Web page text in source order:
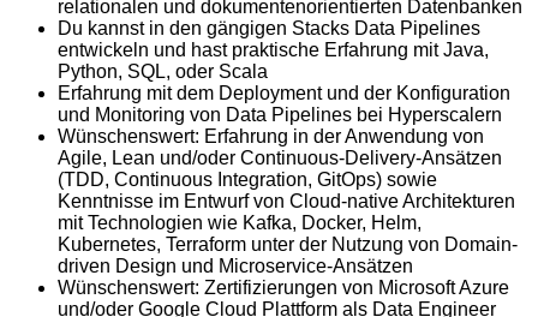
relationalen und dokumentenorientierten Datenbanken
Du kannst in den gängigen Stacks Data Pipelines
entwickeln und hast praktische Erfahrung mit Java,
Python, SQL, oder Scala
Erfahrung mit dem Deployment und der Konfiguration
und Monitoring von Data Pipelines bei Hyperscalern
Wünschenswert: Erfahrung in der Anwendung von
Agile, Lean und/oder Continuous-Delivery-Ansätzen
(TDD, Continuous Integration, GitOps) sowie
Kenntnisse im Entwurf von Cloud-native Architekturen
mit Technologien wie Kafka, Docker, Helm,
Kubernetes, Terraform unter der Nutzung von Domain-
driven Design und Microservice-Ansätzen
Wünschenswert: Zertifizierungen von Microsoft Azure
und/oder Google Cloud Plattform als Data Engineer